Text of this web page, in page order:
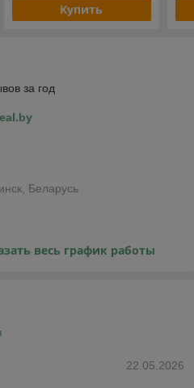
Купить
за год
Беларусь
весь график работы
22.05.2026